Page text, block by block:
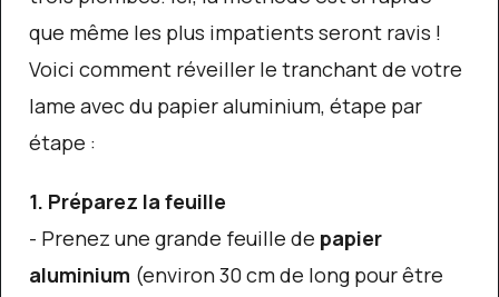
que même les plus impatients seront ravis !
Voici comment réveiller le tranchant de votre
lame avec du papier aluminium, étape par
étape :
1. Préparez la feuille
- Prenez une grande feuille de papier
aluminium (environ 30 cm de long pour être